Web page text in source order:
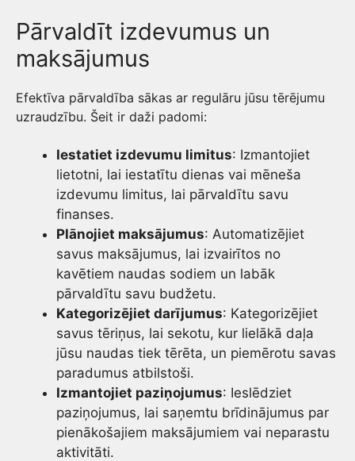
Pārvaldīt izdevumus un
maksājumus
Efektīva pārvaldība sākas ar regulāru jūsu tērējumu
uzraudzību. Šeit ir daži padomi:
Iestatiet izdevumu limitus: Izmantojiet
lietotni, lai iestatītu dienas vai mēneša
izdevumu limitus, lai pārvaldītu savu
finanses.
Plānojiet maksājumus: Automatizējiet
savus maksājumus, lai izvairītos no
kavētiem naudas sodiem un labāk
pārvaldītu savu budžetu.
Kategorizējiet darījumus: Kategorizējiet
savus tēriņus, lai sekotu, kur lielākā daļa
jūsu naudas tiek tērēta, un piemērotu savas
paradumus atbilstoši.
Izmantojiet paziņojumus: Ieslēdziet
paziņojumus, lai saņemtu brīdinājumus par
pienākošajiem maksājumiem vai neparastu
aktivitāti.